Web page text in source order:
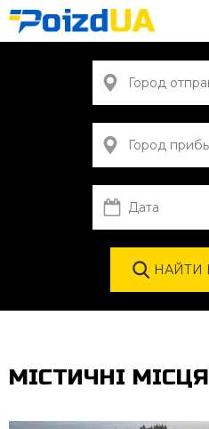
МІСТИЧНІ МІСЦЯ